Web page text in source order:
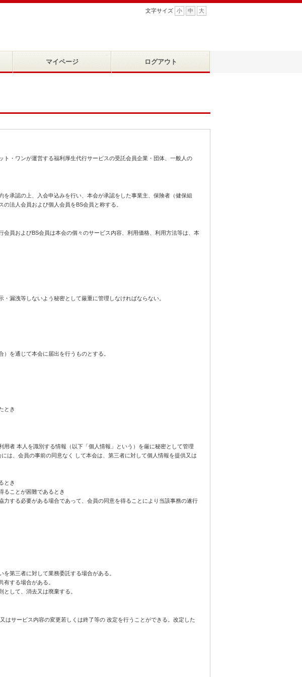
文字サイズ 小 中 大
マイページ ログアウト
・ワンが運営する福利厚生代行サービスの受託会員企業・団体、一般人の
承認の上、入会申込みを行い、本会が承認をした事業主、保険者（健保組
法人会員および個人会員をBS会員と称する。
員およびBS会員は本会の個々のサービス内容、利用価格、利用方法等は、本
漏洩等しないよう秘密として厳重に管理しなければならない。
を通じて本会に届出を行うものとする。
とき
者 本人を識別する情報（以下「個人情報」という）を厳に秘密として管理
は、会員の事前の同意なく して本会は、第三者に対して個人情報を提供又は
とき
ることが困難であるとき
する必要がある場合であって、会員の同意を得ることにより当該事務の遂行
第三者に対して業務委託する場合がある。
する場合がある。
して、消去又は廃棄する。
サービス内容の変更若しくは終了等の 改定を行うことができる。改定した